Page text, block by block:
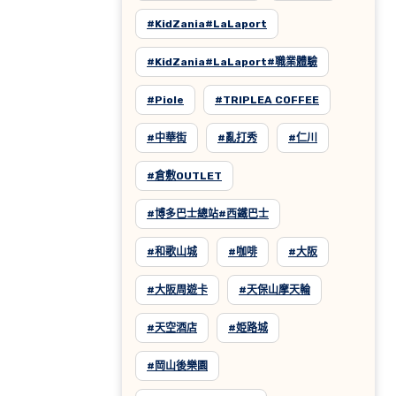
#KidZania#LaLaport
#KidZania#LaLaport#職業體驗
#Piole #TRIPLEA COFFEE
#中華街 #亂打秀 #仁川
#倉敷OUTLET
#博多巴士總站#西鐵巴士
#和歌山城 #咖啡 #大阪
#大阪周遊卡 #天保山摩天輪
#天空酒店 #姫路城
#岡山後樂園